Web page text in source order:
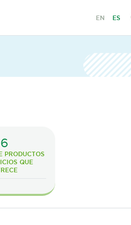
EN ES
6
PRODUCTOS
QUE